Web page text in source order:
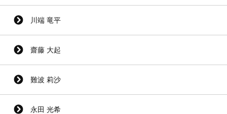
川端 竜平
齋藤 大起
難波 莉沙
永田 光希